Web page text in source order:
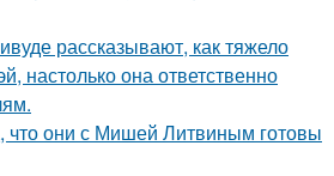
рассказывают, как тяжело
настолько она ответственно
что они с Мишей Литвиным готовы